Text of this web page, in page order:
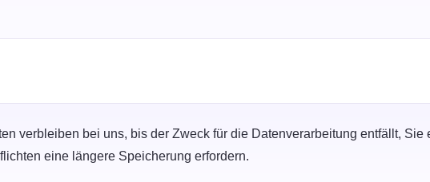
verbleiben bei uns, bis der Zweck für die Datenverarbeitung entfällt,
eine längere Speicherung erfordern.